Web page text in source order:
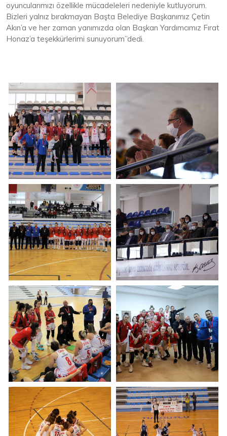
oyuncularımızı özellikle mücadeleleri nedeniyle kutluyorum.
Bizleri yalnız bırakmayan Başta Belediye Başkanımız Çetin
Akın’a ve her zaman yanımızda olan Başkan Yardımcımız Fırat
Honaz’a teşekkürlerimi sunuyorum”dedi.